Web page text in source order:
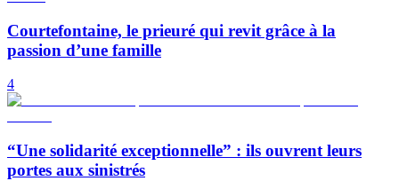
Courtefontaine, le prieuré qui revit grâce à la
passion d’une famille
4
“Une solidarité exceptionnelle” : ils ouvrent leurs
portes aux sinistrés